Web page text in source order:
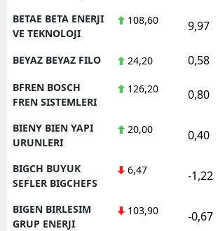
BETAE BETA ENERJI
VE TEKNOLOJI
108,60 9,97
BEYAZ BEYAZ FILO 24,20 0,58
BFREN BOSCH
FREN SISTEMLERI
126,20 0,80
BIENY BIEN YAPI
URUNLERI
20,00 0,40
BIGCH BUYUK
SEFLER BIGCHEFS
6,47 -1,22
BIGEN BIRLESIM
GRUP ENERJI
103,90 -0,67